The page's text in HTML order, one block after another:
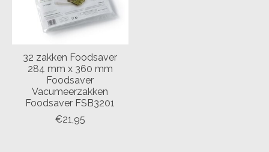
32 zakken Foodsaver
284 mm x 360 mm
Foodsaver
Vacumeerzakken
Foodsaver FSB3201
€21,95